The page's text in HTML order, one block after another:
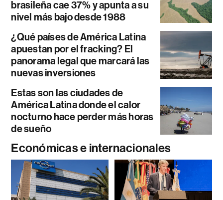
brasileña cae 37% y apunta a su
nivel más bajo desde 1988
¿Qué países de América Latina
apuestan por el fracking? El
panorama legal que marcará las
nuevas inversiones
Estas son las ciudades de
América Latina donde el calor
nocturno hace perder más horas
de sueño
Económicas e internacionales